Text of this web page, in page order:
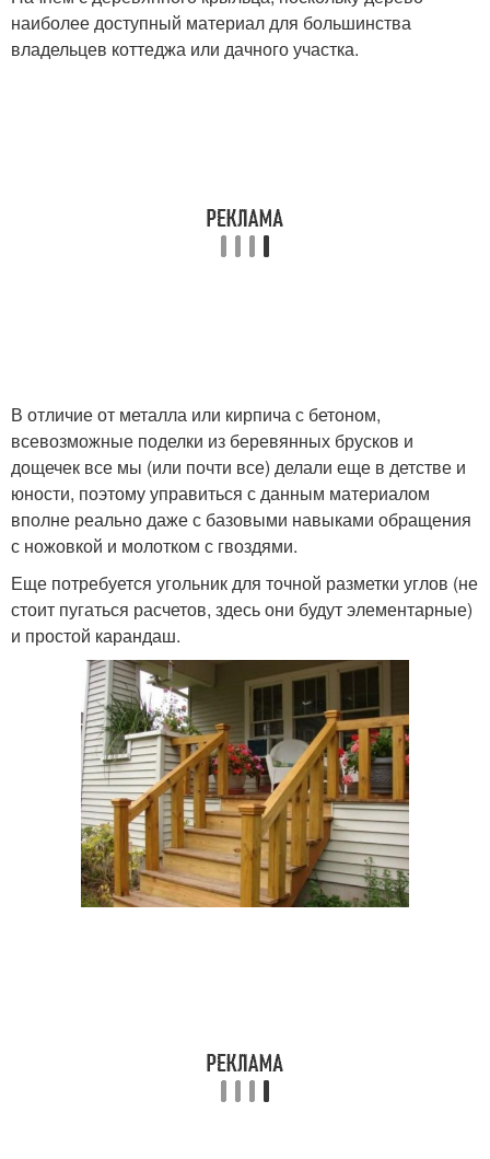
наиболее доступный материал для большинства
владельцев коттеджа или дачного участка.
В отличие от металла или кирпича с бетоном,
всевозможные поделки из беревянных брусков и
дощечек все мы (или почти все) делали еще в детстве и
юности, поэтому управиться с данным материалом
вполне реально даже с базовыми навыками обращения
с ножовкой и молотком с гвоздями.
Еще потребуется угольник для точной разметки углов (не
стоит пугаться расчетов, здесь они будут элементарные)
и простой карандаш.